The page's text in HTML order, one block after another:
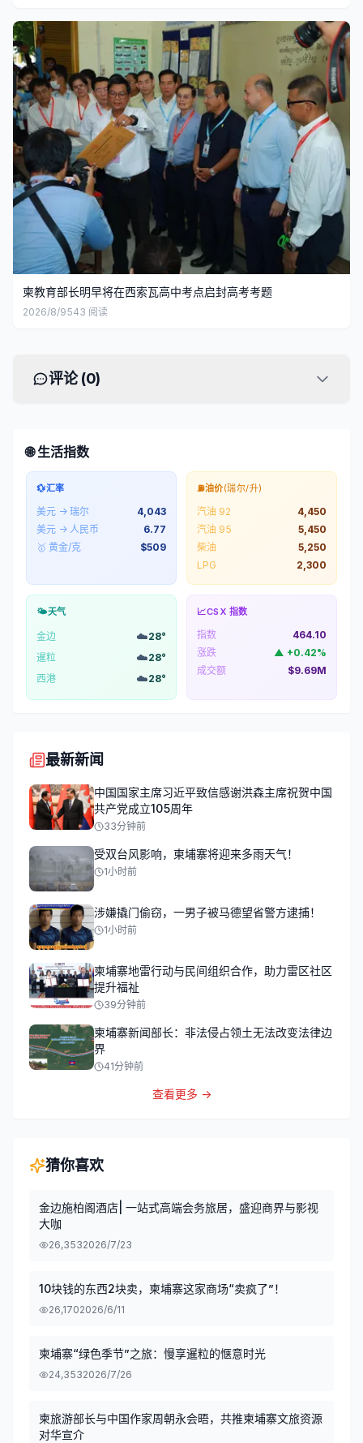
柬教育部长明早将在西索瓦高中考点启封高考考题
2026/8/9543 阅读
评论 (0)
🌐 生活指数
💱汇率
美元 → 瑞尔
4,043
美元 → 人民币
6.77
🥇 黄金/克
$509
⛽油价(瑞尔/升)
汽油 92
4,450
汽油 95
5,450
柴油
5,250
LPG
2,300
🌤️天气
金边 ☁️28°
暹粒
☁️28°
西港
☁️28°
📈CSX 指数
指数
464.10
涨跌
▲ +0.42%
成交额
$9.69M
最新新闻
中国国家主席习近平致信感谢洪森主席祝贺中国
共产党成立105周年
33分钟前
受双台风影响，柬埔寨将迎来多雨天气！
1小时前
涉嫌撬门偷窃，一男子被马德望省警方逮捕！
1小时前
柬埔寨地雷行动与民间组织合作，助力雷区社区
提升福祉
39分钟前
柬埔寨新闻部长：非法侵占领土无法改变法律边
界
41分钟前
查看更多 →
猜你喜欢
金边施柏阁酒店| 一站式高端会务旅居，盛迎商界与影视
大咖
26,3532026/7/23
10块钱的东西2块卖，柬埔寨这家商场“卖疯了”！
26,1702026/6/11
柬埔寨“绿色季节”之旅：慢享暹粒的惬意时光
24,3532026/7/26
柬旅游部长与中国作家周朝永会晤，共推柬埔寨文旅资源
对华宣介